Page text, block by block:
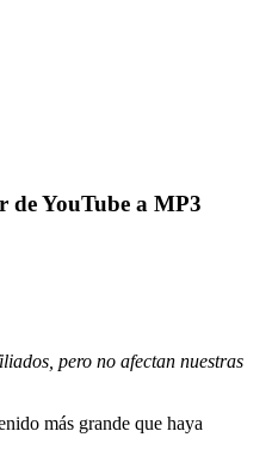
de YouTube a MP3
pero no afectan nuestras
más grande que haya